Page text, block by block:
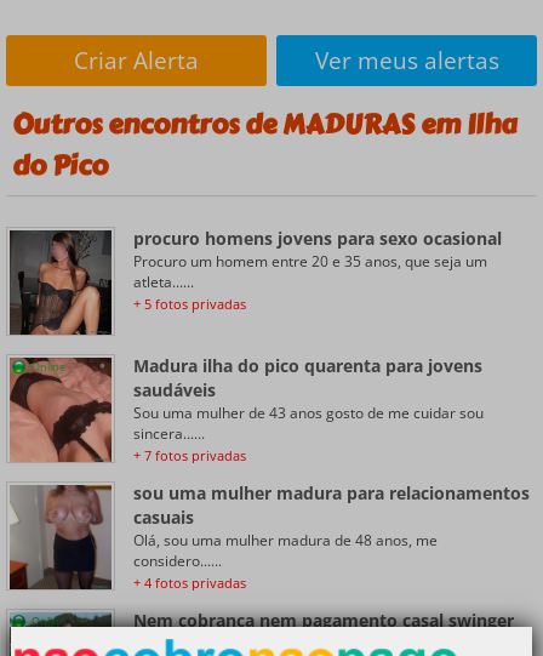
Criar Alerta Ver meus alertas
Outros encontros de MADURAS em Ilha
do Pico
procuro homens jovens para sexo ocasional
Procuro um homem entre 20 e 35 anos, que seja um
atleta......
+ 5 fotos privadas
Online
Madura ilha do pico quarenta para jovens
saudáveis
Sou uma mulher de 43 anos gosto de me cuidar sou
sincera......
+ 7 fotos privadas
sou uma mulher madura para relacionamentos
casuais
Olá, sou uma mulher madura de 48 anos, me
considero......
+ 4 fotos privadas
Online
Nem cobrança nem pagamento casal swinger
maduro